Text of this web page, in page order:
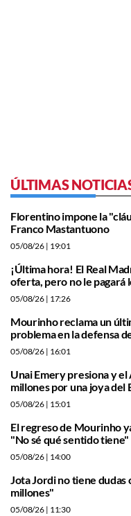
ÚLTIMAS
Florentino impone la
Franco Mastantuono
05/08/26 | 19:01
¡Última hora! El Real
oferta, pero no le pagará
05/08/26 | 17:26
Mourinho reclama un
problema en la defensa
05/08/26 | 16:01
Unai Emery presiona y
millones por una joya del
05/08/26 | 15:01
El regreso de Mourinho
"No sé qué sentido tiene"
05/08/26 | 14:00
Jota Jordi no tiene
millones"
05/08/26 | 11:30